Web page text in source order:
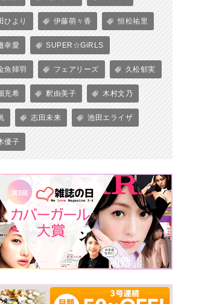
ひより 伊藤萌々香 恒松祐里
幸愛 SUPER☆GiRLS
魚韓羽 フェアリーズ 久松郁実
充希 釈由美子 木村文乃
志田未来 池田エライザ
優子